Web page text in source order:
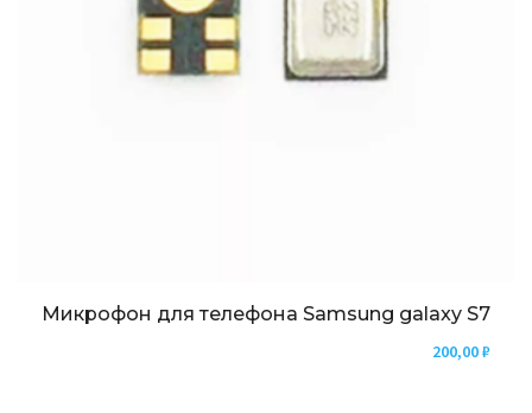
Микрофон для телефона Samsung galaxy S7
200,00₽